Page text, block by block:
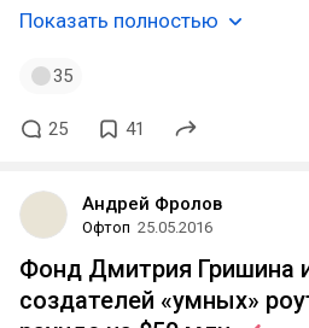
Показать полностью
35
25 41
Андрей Фролов
Офтоп 25.05.2016
Фонд Дмитрия Гришина
создателей «умных»